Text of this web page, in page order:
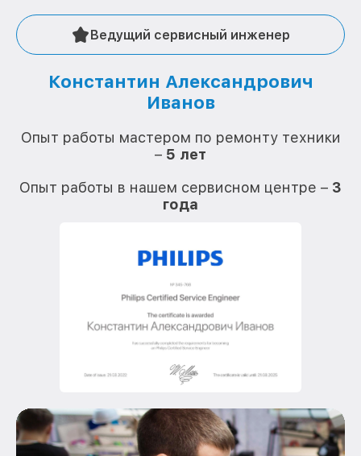
Ведущий сервисный инженер
Константин Александрович
Иванов
Опыт работы мастером по ремонту техники
– 5 лет
Опыт работы в нашем сервисном центре – 3
года